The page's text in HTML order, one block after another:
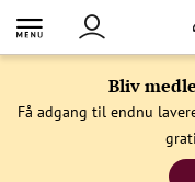
Bliv
Få adgang til endnu